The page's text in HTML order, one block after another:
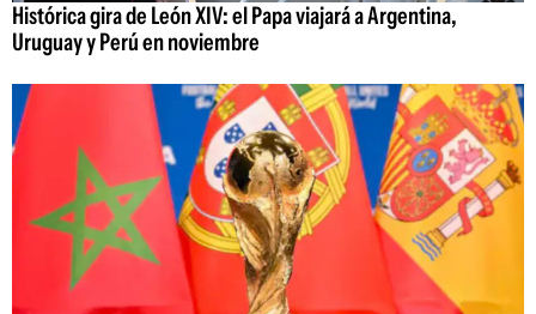
Histórica gira de León XIV: el Papa viajará a Argentina,
Uruguay y Perú en noviembre